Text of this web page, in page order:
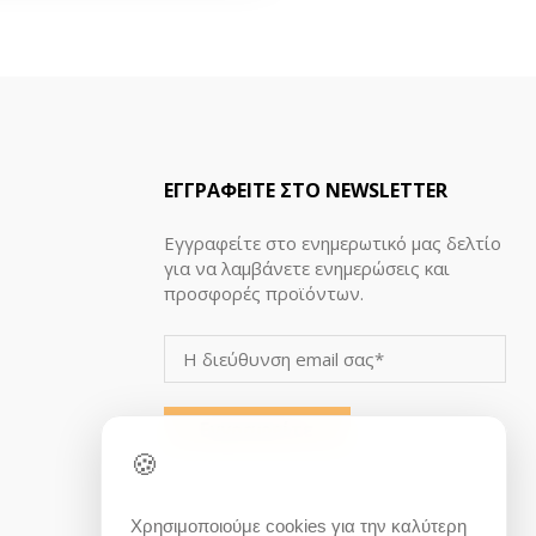
🍪
Χρησιμοποιούμε cookies για την καλύτερη
ΕΓΓΡΑΦΕΙΤΕ ΣΤΟ NEWSLETTER
Εγγραφείτε στο ενημερωτικό μας δελτίο
για να λαμβάνετε ενημερώσεις και
προσφορές προϊόντων.